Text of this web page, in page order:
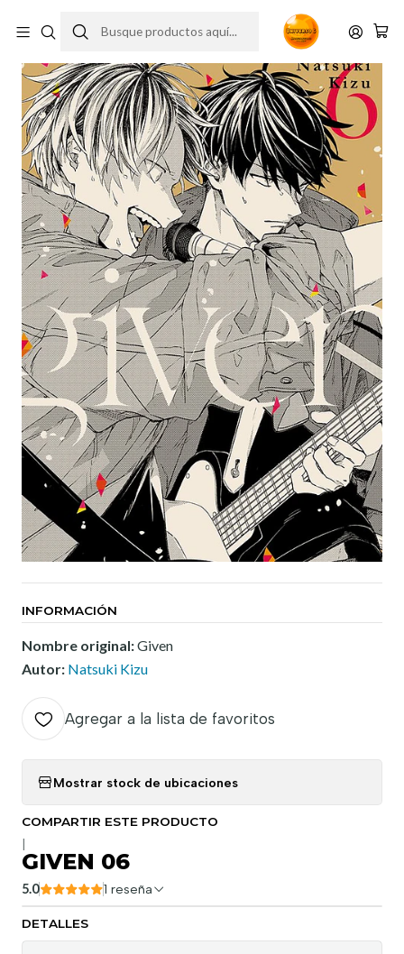
INFORMACIÓN
Nombre original:Given
Autor: Natsuki Kizu
Agregar a la lista de favoritos
Mostrar stock de ubicaciones
COMPARTIR ESTE PRODUCTO
GIVEN 06
5.0 1 reseña
DETALLES